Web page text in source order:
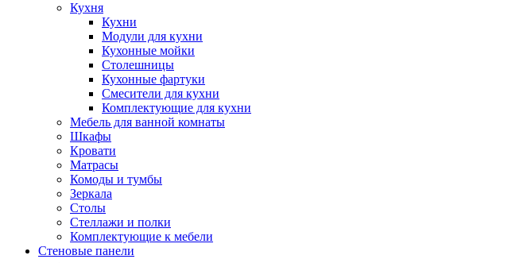
Кухня
Кухни
Модули для кухни
Кухонные мойки
Столешницы
Кухонные фартуки
Смесители для кухни
Комплектующие для кухни
Мебель для ванной комнаты
Шкафы
Кровати
Матрасы
Комоды и тумбы
Зеркала
Столы
Стеллажи и полки
Комплектующие к мебели
Стеновые панели